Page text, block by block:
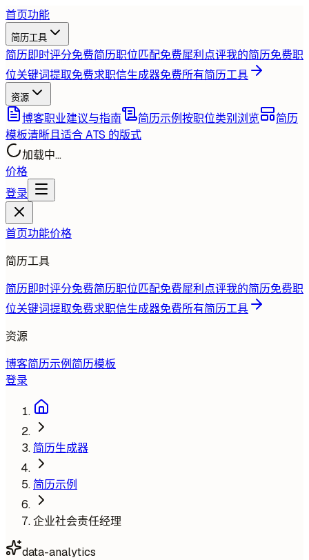
首页功能
简历工具
简历即时评分免费简历职位匹配免费犀利点评我的简历免费职
位关键词提取免费求职信生成器免费所有简历工具
资源
博客职业建议与指南 简历示例按职位类别浏览
简历
模板清晰且适合 ATS 的版式
加载中...
价格
登录
首页功能价格
简历工具
简历即时评分免费简历职位匹配免费犀利点评我的简历免费职
位关键词提取免费求职信生成器免费所有简历工具
资源
博客简历示例 简历模板
登录
简历生成器
简历示例
企业社会责任经理
data-analytics